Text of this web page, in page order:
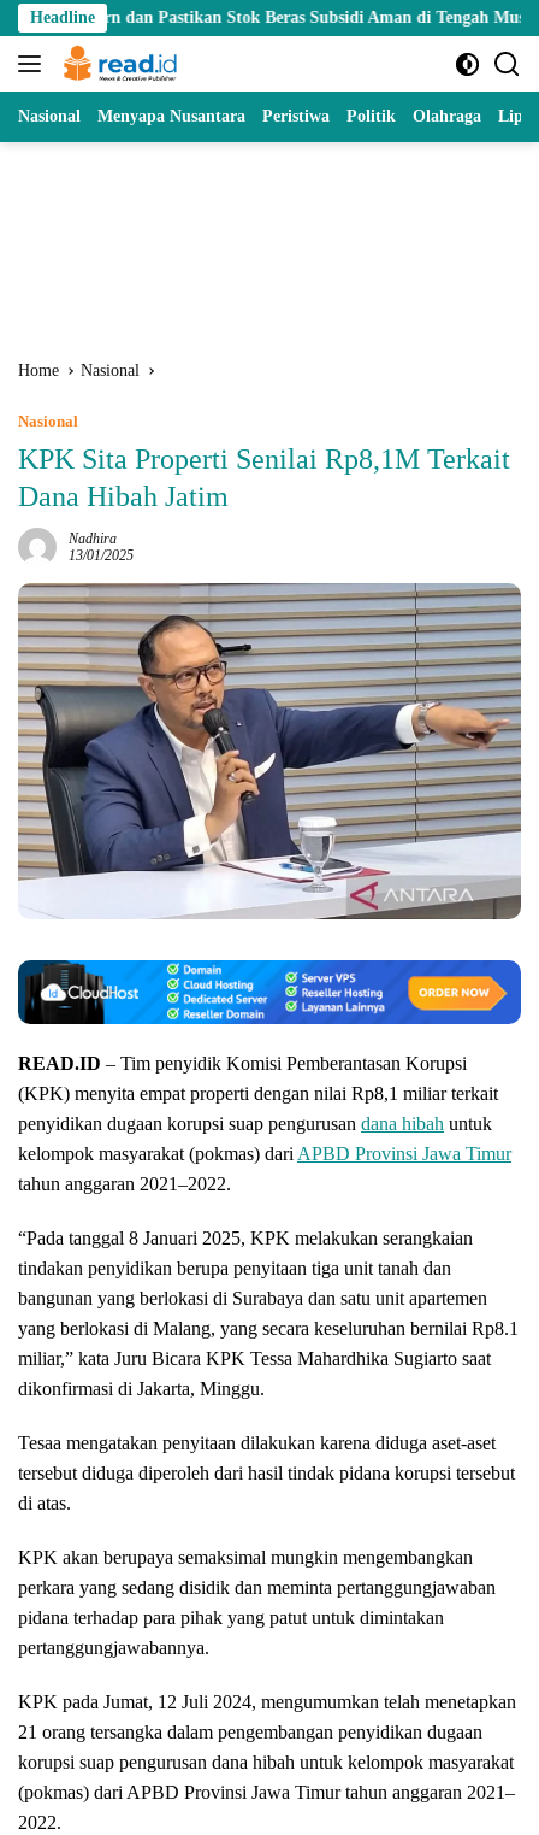
Skip
to
content
Headline
Pastikan Stok Beras Subsidi Aman di Tengah Musim Kemarau
Nasional Menyapa Nusantara Peristiwa Politik Olahraga
Home Nasional
Nasional
KPK Sita Properti Senilai Rp8,1M Terkait
Dana Hibah Jatim
Nadhira
13/01/2025
READ.ID – Tim penyidik Komisi Pemberantasan Korupsi
(KPK) menyita empat properti dengan nilai Rp8,1 miliar terkait
penyidikan dugaan korupsi suap pengurusan dana hibah untuk
kelompok masyarakat (pokmas) dari APBD Provinsi Jawa Timur
tahun anggaran 2021–2022.
“Pada tanggal 8 Januari 2025, KPK melakukan serangkaian
tindakan penyidikan berupa penyitaan tiga unit tanah dan
bangunan yang berlokasi di Surabaya dan satu unit apartemen
yang berlokasi di Malang, yang secara keseluruhan bernilai Rp8.1
miliar,” kata Juru Bicara KPK Tessa Mahardhika Sugiarto saat
dikonfirmasi di Jakarta, Minggu.
Tesaa mengatakan penyitaan dilakukan karena diduga aset-aset
tersebut diduga diperoleh dari hasil tindak pidana korupsi tersebut
di atas.
KPK akan berupaya semaksimal mungkin mengembangkan
perkara yang sedang disidik dan meminta pertanggungjawaban
pidana terhadap para pihak yang patut untuk dimintakan
pertanggungjawabannya.
KPK pada Jumat, 12 Juli 2024, mengumumkan telah menetapkan
21 orang tersangka dalam pengembangan penyidikan dugaan
korupsi suap pengurusan dana hibah untuk kelompok masyarakat
(pokmas) dari APBD Provinsi Jawa Timur tahun anggaran 2021–
2022.